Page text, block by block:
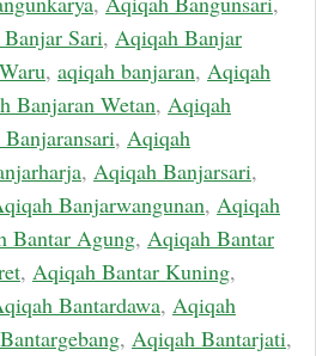
Sari, Aqiqah Banjar
, aqiqah banjaran, Aqiqah
Banjaran Wetan, Aqiqah
, Aqiqah
, Aqiqah Banjarsari,
Banjarwangunan, Aqiqah
Bantar Agung, Aqiqah Bantar
, Aqiqah Bantar Kuning,
Bantardawa, Aqiqah
, Aqiqah Bantarjati,